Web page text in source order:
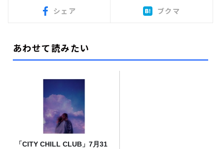
シェア ブクマ
あわせて読みたい
「CITY CHILL CLUB」7月31